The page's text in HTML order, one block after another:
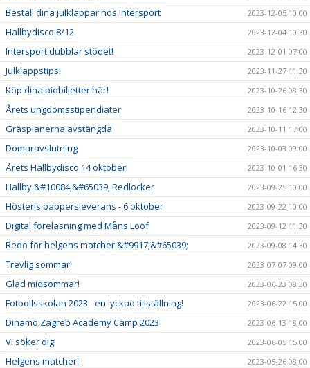
Beställ dina julklappar hos Intersport 2023-12-05 10:00
Hallbydisco 8/12 2023-12-04 10:30
Intersport dubblar stödet! 2023-12-01 07:00
Julklappstips! 2023-11-27 11:30
Köp dina biobiljetter här! 2023-10-26 08:30
Årets ungdomsstipendiater 2023-10-16 12:30
Gräsplanerna avstängda 2023-10-11 17:00
Domaravslutning 2023-10-03 09:00
Årets Hallbydisco 14 oktober! 2023-10-01 16:30
Hallby &#10084;&#65039; Redlocker 2023-09-25 10:00
Höstens pappersleverans - 6 oktober 2023-09-22 10:00
Digital föreläsning med Måns Lööf 2023-09-12 11:30
Redo för helgens matcher &#9917;&#65039; 2023-09-08 14:30
Trevlig sommar! 2023-07-07 09:00
Glad midsommar! 2023-06-23 08:30
Fotbollsskolan 2023 - en lyckad tillställning! 2023-06-22 15:00
Dinamo Zagreb Academy Camp 2023 2023-06-13 18:00
Vi söker dig! 2023-06-05 15:00
Helgens matcher! 2023-05-26 08:00